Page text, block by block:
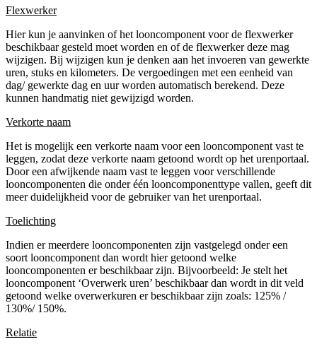
Flexwerker
Hier kun je aanvinken of het looncomponent voor de flexwerker
beschikbaar gesteld moet worden en of de flexwerker deze mag
wijzigen. Bij wijzigen kun je denken aan het invoeren van gewerkte
uren, stuks en kilometers. De vergoedingen met een eenheid van
dag/ gewerkte dag en uur worden automatisch berekend. Deze
kunnen handmatig niet gewijzigd worden.
Verkorte naam
Het is mogelijk een verkorte naam voor een looncomponent vast te
leggen, zodat deze verkorte naam getoond wordt op het urenportaal.
Door een afwijkende naam vast te leggen voor verschillende
looncomponenten die onder één looncomponenttype vallen, geeft dit
meer duidelijkheid voor de gebruiker van het urenportaal.
Toelichting
Indien er meerdere looncomponenten zijn vastgelegd onder een
soort looncomponent dan wordt hier getoond welke
looncomponenten er beschikbaar zijn. Bijvoorbeeld: Je stelt het
looncomponent ‘Overwerk uren’ beschikbaar dan wordt in dit veld
getoond welke overwerkuren er beschikbaar zijn zoals: 125% /
130%/ 150%.
Relatie